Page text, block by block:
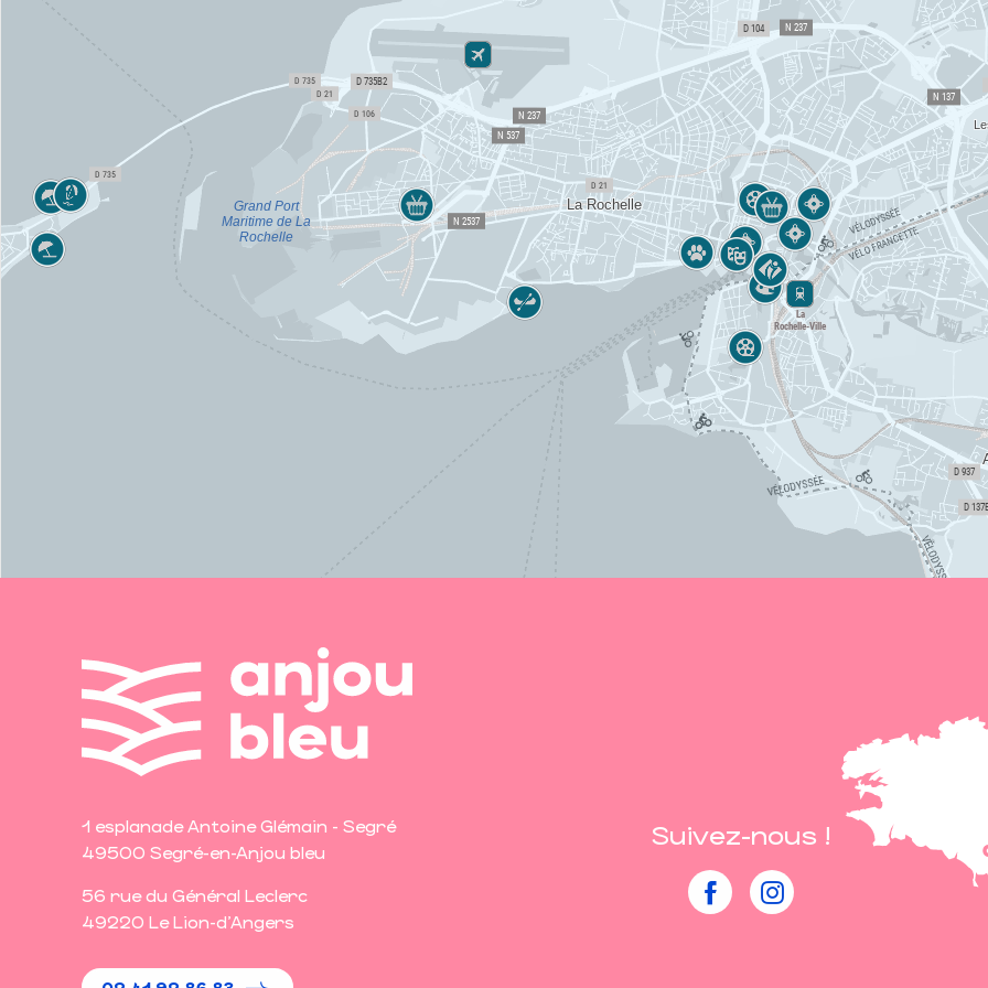
1 esplanade Antoine Glémain - Segré
49500 Segré-en-Anjou bleu
56 rue du Général Leclerc
49220 Le Lion-d'Angers
Suivez-nous !